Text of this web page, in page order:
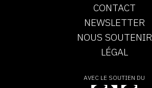
CONTACT
NEWSLETTER
NOUS SOUTENIR
LÉGAL
AVEC LE SOUTIEN DU